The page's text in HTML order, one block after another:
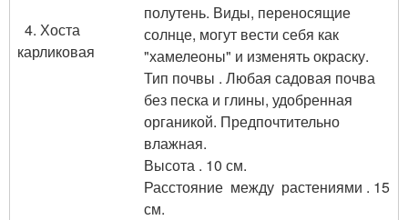
4. Хоста
карликовая
полутень. Виды, переносящие
солнце, могут вести себя как
"хамелеоны" и изменять окраску.
Тип почвы . Любая садовая почва
без песка и глины, удобренная
органикой. Предпочтительно
влажная.
Высота . 10 см.
Расстояние между растениями . 15
см.